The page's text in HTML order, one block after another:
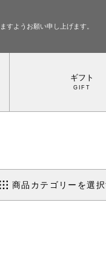
すようお願い申し上げます。
ギフト
商品カテゴリーを選択